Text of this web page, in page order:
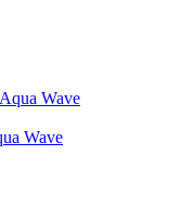
Wave